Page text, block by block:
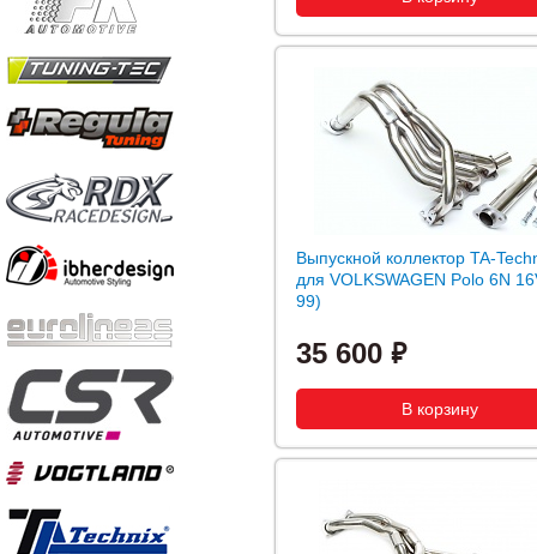
Выпускной коллектор TA-
для VOLKSWAGEN Polo 6N
99)
35 600